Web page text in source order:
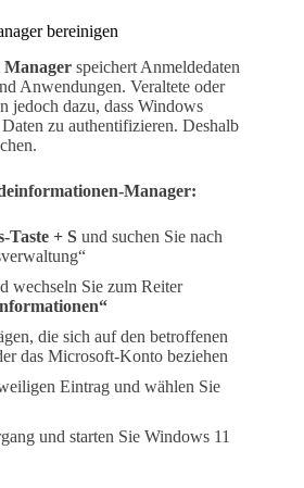
bereinigen
Manager speichert Anmeldedaten
Anwendungen. Veraltete oder
jedoch dazu, dass Windows
zu authentifizieren. Deshalb
Manager:
Taste + S und suchen Sie nach
wechseln Sie zum Reiter
die sich auf den betroffenen
das Microsoft-Konto beziehen
Eintrag und wählen Sie
und starten Sie Windows 11